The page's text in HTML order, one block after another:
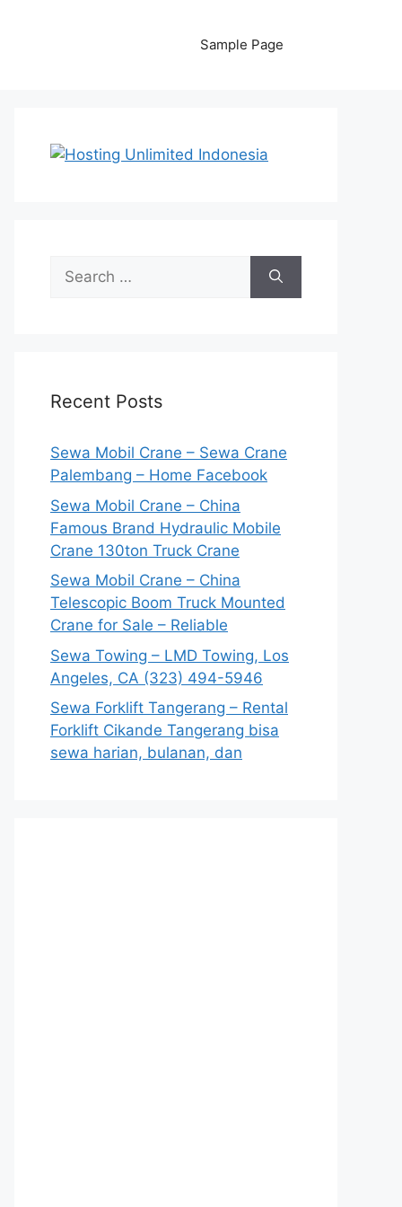
Sample Page
Search
for:
Recent Posts
Sewa Mobil Crane – Sewa Crane
Palembang – Home Facebook
Sewa Mobil Crane – China
Famous Brand Hydraulic Mobile
Crane 130ton Truck Crane
Sewa Mobil Crane – China
Telescopic Boom Truck Mounted
Crane for Sale – Reliable
Sewa Towing – LMD Towing, Los
Angeles, CA (323) 494-5946
Sewa Forklift Tangerang – Rental
Forklift Cikande Tangerang bisa
sewa harian, bulanan, dan